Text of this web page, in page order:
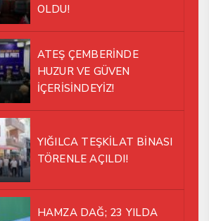
OLDU!
ATEŞ ÇEMBERİNDE
HUZUR VE GÜVEN
İÇERİSİNDEYİZ!
YIĞILCA TEŞKİLAT BİNASI
TÖRENLE AÇILDI!
HAMZA DAĞ; 23 YILDA